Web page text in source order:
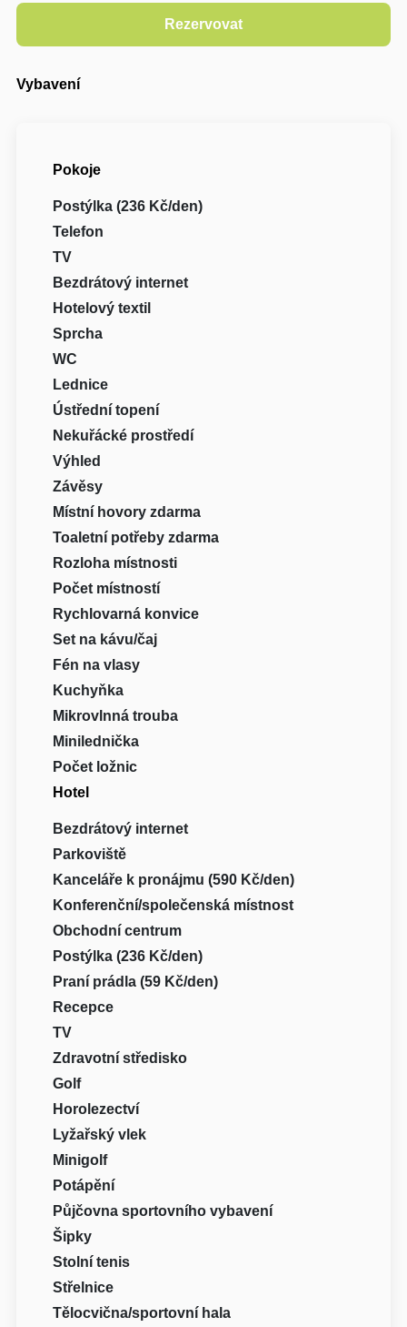
Vybavení
Pokoje
Postýlka (236 Kč/den)
Telefon
TV
Bezdrátový internet
Hotelový textil
Sprcha
WC
Lednice
Ústřední topení
Nekuřácké prostředí
Výhled
Závěsy
Místní hovory zdarma
Toaletní potřeby zdarma
Rozloha místnosti
Počet místností
Rychlovarná konvice
Set na kávu/čaj
Fén na vlasy
Kuchyňka
Mikrovlnná trouba
Minilednička
Počet ložnic
Hotel
Bezdrátový internet
Parkoviště
Kanceláře k pronájmu (590 Kč/den)
Konferenční/společenská místnost
Obchodní centrum
Postýlka (236 Kč/den)
Praní prádla (59 Kč/den)
Recepce
TV
Zdravotní středisko
Golf
Horolezectví
Lyžařský vlek
Minigolf
Potápění
Půjčovna sportovního vybavení
Šipky
Stolní tenis
Střelnice
Tělocvična/sportovní hala